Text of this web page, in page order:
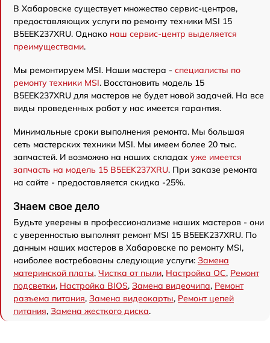
В Хабаровске существует множество сервис-центров,
предоставляющих услуги по ремонту техники MSI 15
B5EEK237XRU. Однако наш сервис-центр выделяется
преимуществами.
Мы ремонтируем MSI. Наши мастера - специалисты по
ремонту техники MSI. Восстановить модель 15
B5EEK237XRU для мастеров не будет новой задачей. На все
виды проведенных работ у нас имеется гарантия.
Минимальные сроки выполнения ремонта. Мы большая
сеть мастерских техники MSI. Мы имеем более 20 тыс.
запчастей. И возможно на наших складах уже имеется
запчасть на модель 15 B5EEK237XRU. При заказе ремонта
на сайте - предоставляется скидка -25%.
Знаем свое дело
Будьте уверены в профессионализме наших мастеров - они
с уверенностью выполнят ремонт MSI 15 B5EEK237XRU. По
данным наших мастеров в Хабаровске по ремонту MSI,
наиболее востребованы следующие услуги: Замена
материнской платы, Чистка от пыли, Настройка ОС, Ремонт
подсветки, Настройка BIOS, Замена видеочипа, Ремонт
разъема питания, Замена видеокарты, Ремонт цепей
питания, Замена жесткого диска.